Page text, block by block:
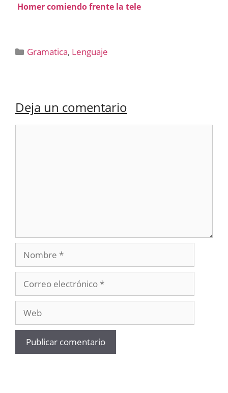
Homer comiendo frente la tele
Categorías
Gramatica, Lenguaje
Deja un comentario
Nombre
electrónico